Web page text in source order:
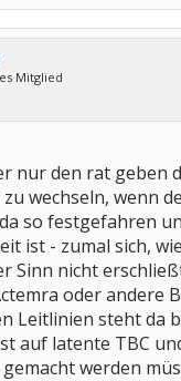
Mitglied
nur den rat geben
wechseln, wenn
so festgefahren
ist - zumal sich,
Sinn nicht
oder andere
Leitlinien steht da
auf latente TBC
werden